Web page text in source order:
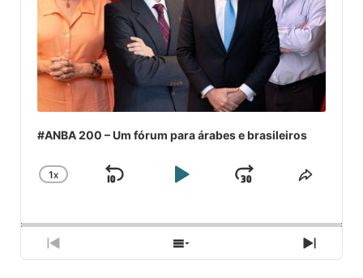
#ANBA 200 – Um fórum para árabes e brasileiros
CHANGE
1X
SKIP
PLAYJUMP
PREVIOUS
EPISODE
SHOW
EPISODES
NEXT